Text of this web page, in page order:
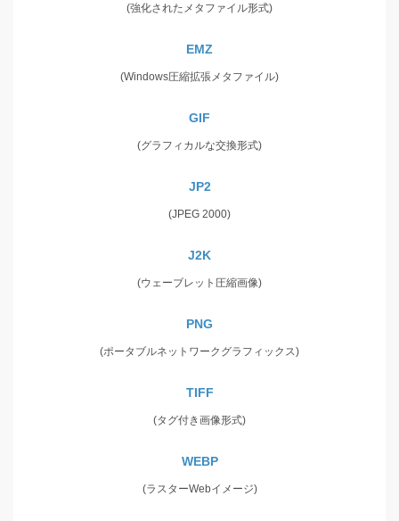
(強化されたメタファイル形式)
EMZ
(Windows圧縮拡張メタファイル)
GIF
(グラフィカルな交換形式)
JP2
(JPEG 2000)
J2K
(ウェーブレット圧縮画像)
PNG
(ポータブルネットワークグラフィックス)
TIFF
(タグ付き画像形式)
WEBP
(ラスターWebイメージ)